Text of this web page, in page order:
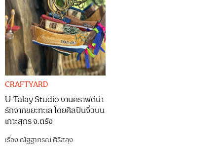
CRAFTYARD
U-Talay Studio งานคราฟต์น่า
รักจากขยะทะเล โดยศิลปินจิ๋วบน
เกาะสุกร จ.ตรัง
เรื่องณัฐฐาภรณ์ ศิริสลุง